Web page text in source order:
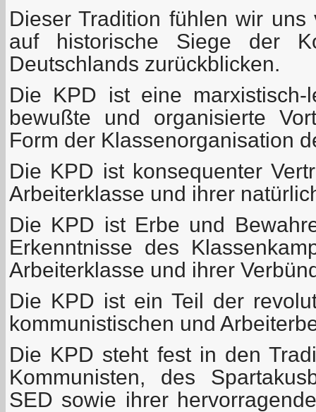
Dieser Tradition fühlen wir
auf historische Siege der
Deutschlands zurückblicken.
Die KPD ist eine marxistisch-
bewußte und organisierte
Form der Klassenorganisation
Die KPD ist konsequenter
Arbeiterklasse und ihrer
Die KPD ist Erbe und
Erkenntnisse des
Arbeiterklasse und ihrer
Die KPD ist ein Teil der
kommunistischen und
Die KPD steht fest in den
Kommunisten, des
SED sowie ihrer